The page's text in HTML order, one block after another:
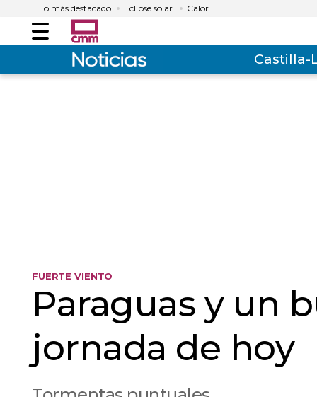
Lo más destacado Eclipse solar Calor
Menú
Castilla-
FUERTE VIENTO
Paraguas y un
jornada de hoy